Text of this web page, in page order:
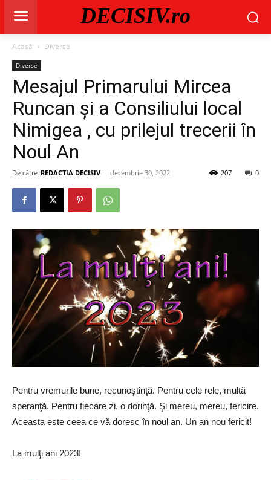
DECISIV.ro
Acasă Diverse
Diverse
Mesajul Primarului Mircea
Runcan și a Consiliului local
Nimigea , cu prilejul trecerii în
Noul An
De către REDACTIA DECISIV - decembrie 30, 2022 0
207
Pentru vremurile bune, recunoştinţă. Pentru cele rele, multă
speranţă. Pentru fiecare zi, o dorinţă. Şi mereu, mereu, fericire.
Aceasta este ceea ce vă doresc în noul an. Un an nou fericit!
La mulţi ani 2023!